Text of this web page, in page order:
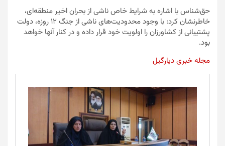
حق‌شناس با اشاره به شرایط خاص ناشی از بحران اخیر منطقه‌ای،
خاطرنشان کرد: با وجود محدودیت‌های ناشی از جنگ ۱۲ روزه، دولت
پشتیبانی از کشاورزان را اولویت خود قرار داده و در کنار آنها خواهد
بود.
مجله خبری دیارگیل